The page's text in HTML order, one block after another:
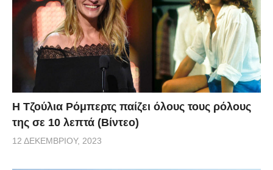
Η Τζούλια Ρόμπερτς παίζει όλους τους ρόλους
της σε 10 λεπτά (Βίντεο)
12 ΔΕΚΕΜΒΡΊΟΥ, 2023